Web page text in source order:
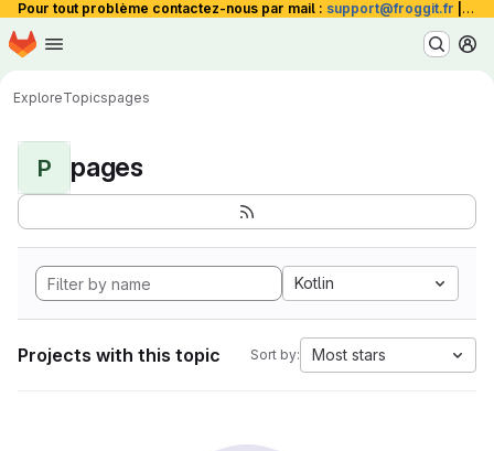
Pour tout problème contactez-nous par mail : support@froggit.fr La
Skip to main content
Homepage
ExploreTopicspages
P pages
Kotlin
Projects with this topic Sort by: Most stars